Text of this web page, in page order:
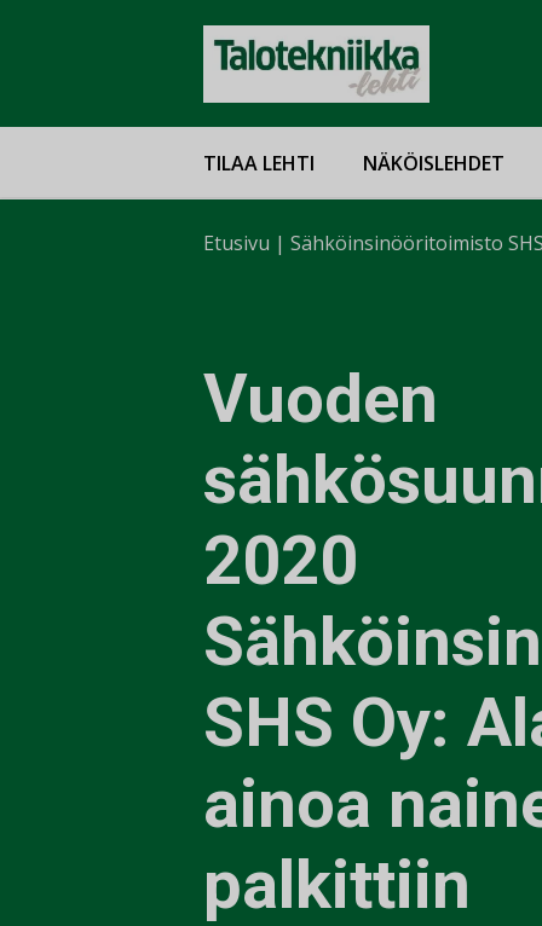
TILAA LEHTI NÄKÖISLEHDET
Etusivu | Sähköinsinööritoimisto
Vuoden
2020
SHS Oy:
ainoa
palkittiin